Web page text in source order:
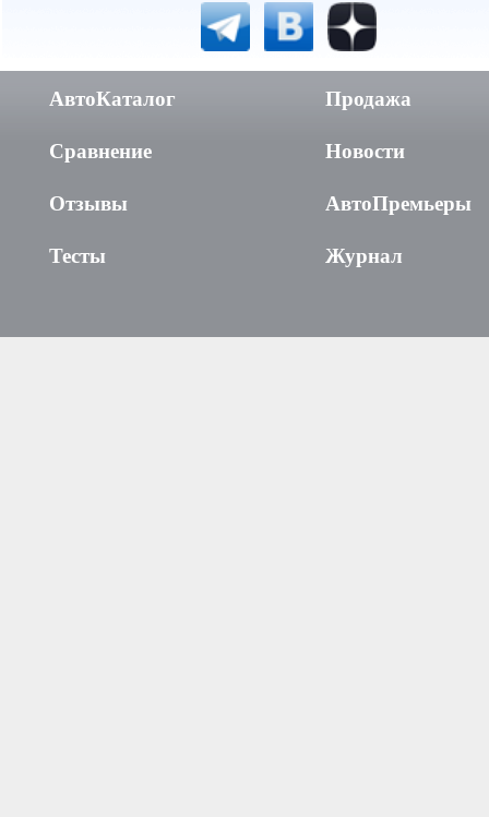
АвтоКаталог
Сравнение
Отзывы
Тесты
Продажа
Новости
АвтоПремьеры
Журнал